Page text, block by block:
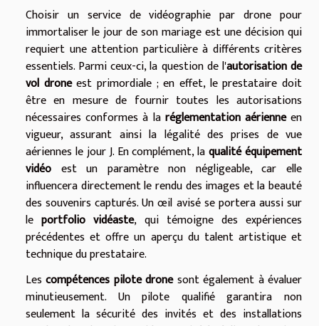
Choisir un service de vidéographie par drone pour
immortaliser le jour de son mariage est une décision qui
requiert une attention particulière à différents critères
essentiels. Parmi ceux-ci, la question de l'autorisation de
vol droneest primordiale ; en effet, le prestataire doit
être en mesure de fournir toutes les autorisations
nécessaires conformes à la réglementation aérienneen
vigueur, assurant ainsi la légalité des prises de vue
aériennes le jour J. En complément, laqualité équipement
vidéo est un paramètre non négligeable, car elle
influencera directement le rendu des images et la beauté
des souvenirs capturés. Un œil avisé se portera aussi sur
leportfolio vidéaste, qui témoigne des expériences
précédentes et offre un aperçu du talent artistique et
technique du prestataire.
Lescompétences pilote dronesont également à évaluer
minutieusement. Un pilote qualifié garantira non
seulement la sécurité des invités et des installations